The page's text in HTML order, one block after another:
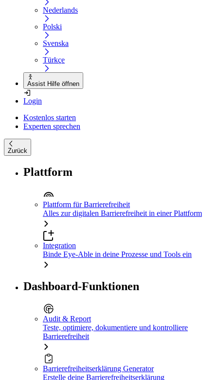
Nederlands
Polski
Svenska
Türkçe
Assist Hilfe öffnen
Login
Kostenlos starten
Experten sprechen
Zurück
Plattform
Plattform für Barrierefreiheit
Alles zur digitalen Barrierefreiheit in einer Plattform
Integration
Binde Eye-Able in deine Prozesse und Tools ein
Dashboard-Funktionen
Audit & Report
Teste, optimiere, dokumentiere und kontrolliere
Barrierefreiheit
Barrierefreiheitserklärung Generator
Erstelle deine Barrierefreiheitserklärung